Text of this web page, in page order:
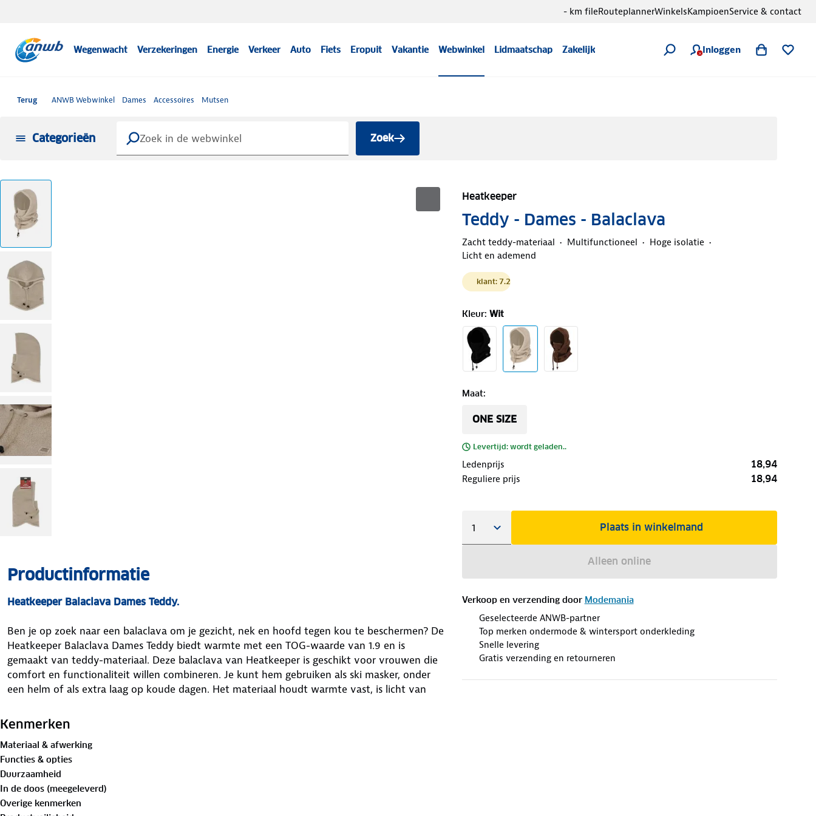
Wegenwacht Verzekeringen Energie Verkeer Auto Fiets Eropuit Vakantie Webwinkel Lidmaatschap Zakelijk Inloggen
- km fileRouteplannerWinkelsKampioenService & contact
Terug ANWB Webwinkel Dames Accessoires Mutsen
Categorieën Zoek
Heatkeeper
Teddy - Dames - Balaclava
Zacht teddy-materiaal Multifunctioneel
Hoge isolatie
Licht en ademend
klant: 7.2
Kleur: Wit
Maat:
ONE SIZE
Levertijd: wordt geladen..
Ledenprijs 18,94
Reguliere prijs 18,94
Plaats in winkelmand
Alleen online
Verkoop en verzending door Modemania
Geselecteerde ANWB-partner
Top merken ondermode & wintersport onderkleding
Snelle levering
Gratis verzending en retourneren
Productinformatie
Heatkeeper Balaclava Dames Teddy.
Ben je op zoek naar een balaclava om je gezicht, nek en hoofd tegen kou te beschermen? De
Heatkeeper Balaclava Dames Teddy biedt warmte met een TOG-waarde van 1.9 en is
gemaakt van teddy-materiaal. Deze balaclava van Heatkeeper is geschikt voor vrouwen die
comfort en functionaliteit willen combineren. Je kunt hem gebruiken als ski masker, onder
een helm of als extra laag op koude dagen. Het materiaal houdt warmte vast, is licht van
Heatkeeper Balaclava Dames Teddy.
Merk :Heatkeeper
Kenmerken
Materiaal & afwerking
Functies & opties
Duurzaamheid
In de doos (meegeleverd)
Overige kenmerken